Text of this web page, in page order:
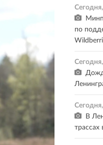
по
В
трассах